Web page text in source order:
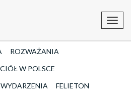
ROZWAŻANIA
W POLSCE
WYDARZENIA
FELIETON